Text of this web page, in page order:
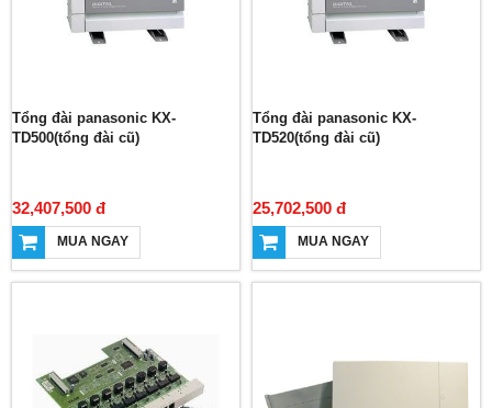
Tổng đài panasonic KX-
TD500(tổng đài cũ)
32,407,500 đ
MUA NGAY
Tổng đài panasonic KX-
TD520(tổng đài cũ)
25,702,500 đ
MUA NGAY